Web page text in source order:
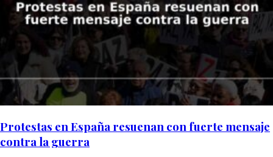
Protestas en España resuenan con fuerte mensaje
contra la guerra